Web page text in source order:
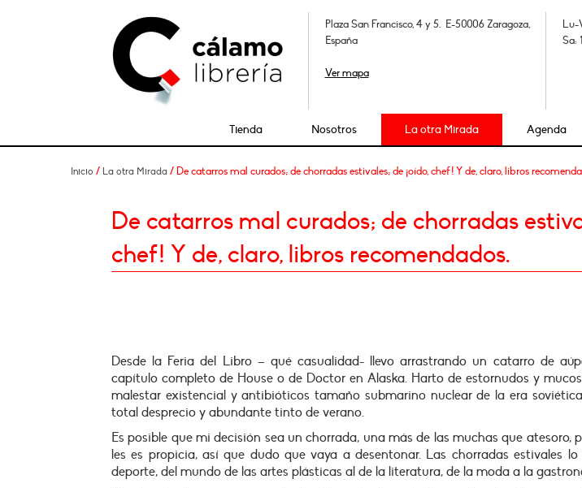
Plaza San Francisco, 4 y 5. E-50006 Zaragoza,
España
Ver mapa
Lu-
Sa:
Tienda Nosotros La otra Mirada Agenda
Inicio / La otra Mirada / De catarros mal curados; de chorradas estivales; de ¡oído, chef! Y de, claro, libros
De catarros mal curados; de chorradas
chef! Y de, claro, libros recomendados.
Desde la Feria del Libro – qué casualidad- llevo arrastrando un catarro de
capítulo completo de House o de Doctor en Alaska. Harto de estornudos y
malestar existencial y antibióticos tamaño submarino nuclear de la era
total desprecio y abundante tinto de verano.
Es posible que mi decisión sea un chorrada, una más de las muchas que atesoro,
les es propicia, así que dudo que vaya a desentonar. Las chorradas estivales
deporte, del mundo de las artes plásticas al de la literatura, de la moda a la